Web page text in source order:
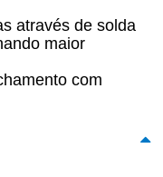
através de solda
maior
com